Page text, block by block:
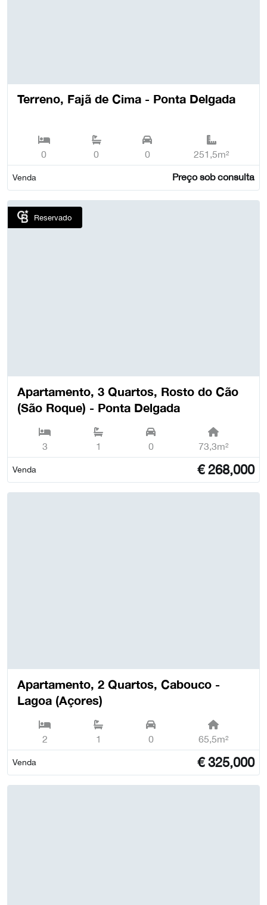
Terreno, Fajã de Cima - Ponta Delgada
0 0 0 251,5m²
Venda Preço sob consulta
Reservado
Apartamento, 3 Quartos, Rosto do Cão
(São Roque) - Ponta Delgada
3 1 0 73,3m²
Venda €268,000
Apartamento, 2 Quartos, Cabouco -
Lagoa (Açores)
2 1 0 65,5m²
Venda €325,000